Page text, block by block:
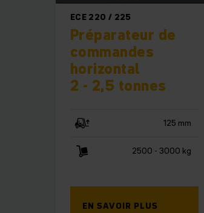
ECE 220 / 225
Préparateur de
commandes
horizontal
2 - 2,5 tonnes
125 mm
2500 - 3000 kg
EN SAVOIR PLUS